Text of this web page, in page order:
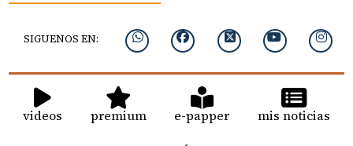
SIGUENOS EN:
videos premium e-papper mis noticias